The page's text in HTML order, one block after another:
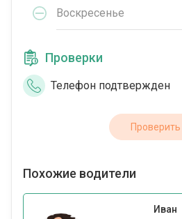
Воскресенье
Проверки
Телефон подтвержден
Проверить
Похожие водители
Иван